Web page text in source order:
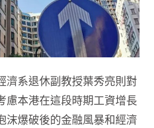
濟系退休副教授葉秀亮則對
慮本港在這段時期工資增長
沫爆破後的金融風暴和經濟